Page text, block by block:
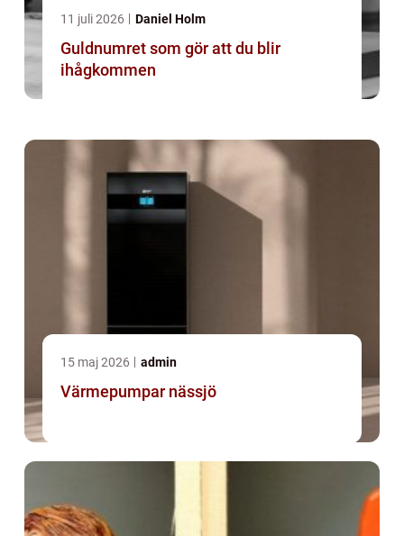
11 juli 2026 Daniel Holm
Guldnumret som gör att du blir
ihågkommen
15 maj 2026 admin
Värmepumpar nässjö